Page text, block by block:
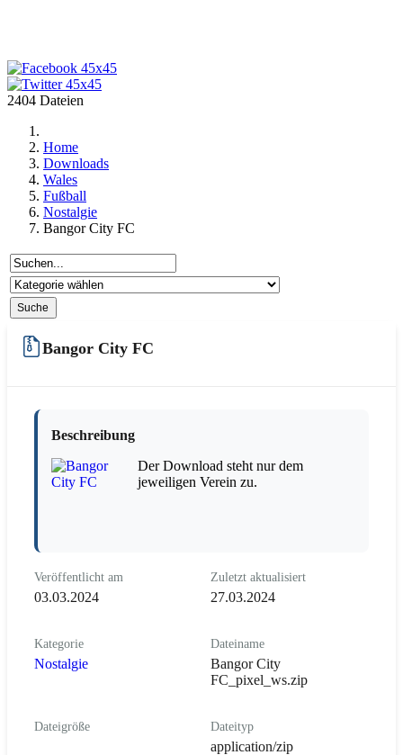
2404 Dateien
Home
Downloads
Wales
Fußball
Nostalgie
Bangor City FC
Bangor City FC
Beschreibung
Der Download steht nur dem
jeweiligen Verein zu.
Veröffentlicht am
03.03.2024
Zuletzt aktualisiert
27.03.2024
Kategorie
Nostalgie
Dateiname
Bangor City
FC_pixel_ws.zip
Dateigröße Dateityp
application/zip